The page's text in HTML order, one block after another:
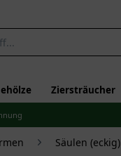
Ziersträucher
Säulen (eckig)